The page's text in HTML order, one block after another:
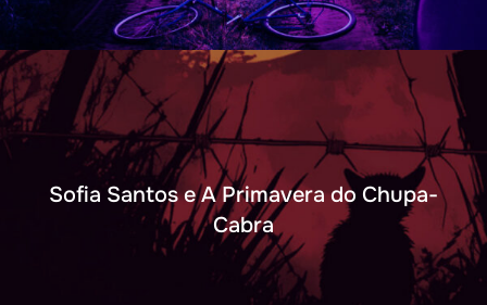
Sofia Santos e A Primavera do Chupa-
Cabra